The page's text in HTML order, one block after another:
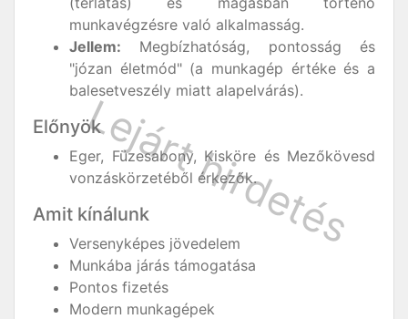
munkavégzésre való alkalmasság.
Jellem: Megbízhatóság, pontosság és
"józan életmód" (a munkagép értéke és a
balesetveszély miatt alapelvárás).
Előnyök
Eger, Füzesabony, Kisköre és Mezőkövesd
vonzáskörzetéből érkezők.
Amit kínálunk
Versenyképes jövedelem
Munkába járás támogatása
Pontos fizetés
Modern munkagépek